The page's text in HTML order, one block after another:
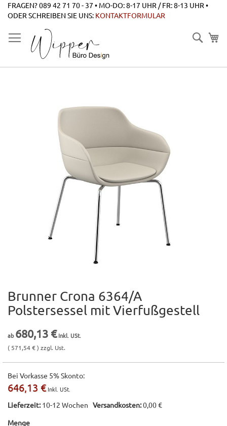
Zum
Inhalt
FRAGEN? 089 42 71 70 - 37 • MO-DO: 8-17 UHR / FR: 8-13 UHR •
ODER SCHREIBEN SIE UNS: KONTAKTFORMULAR
Suche
Brunner Crona 6364/A
Polstersessel mit Vierfußgestell
680,13 €
( 571,54 € ) zzgl. Ust.
Bei Vorkasse 5% Skonto:
646,13 €
Lieferzeit:10-12 Wochen Versandkosten:0,00 €
Menge
Zum
Anfang
der
springen